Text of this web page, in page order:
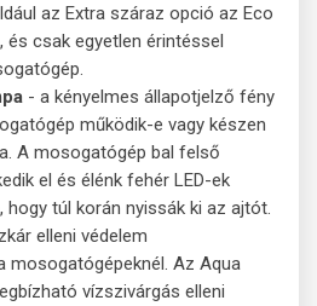
az Extra száraz opció az Eco
és csak egyetlen érintéssel
- a kényelmes állapotjelző fény
működik-e vagy készen
A mosogatógép bal felső
el és élénk fehér LED-ek
hogy túl korán nyissák ki az ajtót.
elleni védelem
mosogatógépeknél. Az Aqua
vízszivárgás elleni